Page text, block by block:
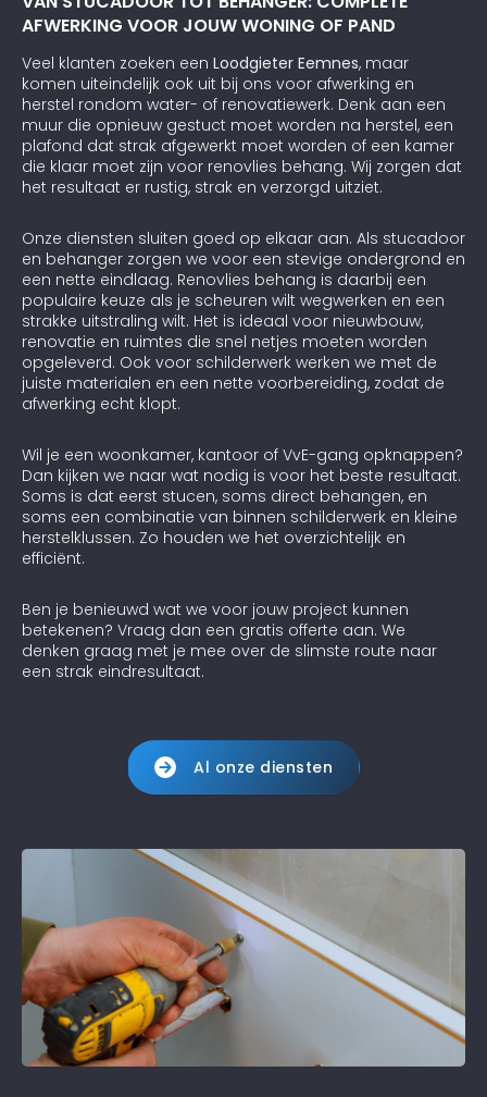
AFWERKING VOOR JOUW WONING OF PAND
Veel klanten zoeken een Loodgieter Eemnes, maar
komen uiteindelijk ook uit bij ons voor afwerking en
herstel rondom water- of renovatiewerk. Denk aan een
muur die opnieuw gestuct moet worden na herstel, een
plafond dat strak afgewerkt moet worden of een kamer
die klaar moet zijn voor renovlies behang. Wij zorgen dat
het resultaat er rustig, strak en verzorgd uitziet.
Onze diensten sluiten goed op elkaar aan. Als stucadoor
en behanger zorgen we voor een stevige ondergrond en
een nette eindlaag. Renovlies behang is daarbij een
populaire keuze als je scheuren wilt wegwerken en een
strakke uitstraling wilt. Het is ideaal voor nieuwbouw,
renovatie en ruimtes die snel netjes moeten worden
opgeleverd. Ook voor schilderwerk werken we met de
juiste materialen en een nette voorbereiding, zodat de
afwerking echt klopt.
Wil je een woonkamer, kantoor of VvE-gang opknappen?
Dan kijken we naar wat nodig is voor het beste resultaat.
Soms is dat eerst stucen, soms direct behangen, en
soms een combinatie van binnen schilderwerk en kleine
herstelklussen. Zo houden we het overzichtelijk en
efficiënt.
Ben je benieuwd wat we voor jouw project kunnen
betekenen? Vraag dan een gratis offerte aan. We
denken graag met je mee over de slimste route naar
een strak eindresultaat.
Al onze diensten